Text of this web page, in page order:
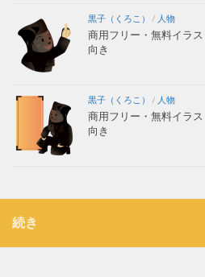
黒子（くろこ） / 人物
商用フリー・無料イラ
向き
黒子（くろこ） / 人物
商用フリー・無料イラ
向き
続き